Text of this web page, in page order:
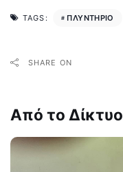
TAGS: ΠΛΥΝΤΗΡΙΟ
SHARE ON
Από το Δίκτυο